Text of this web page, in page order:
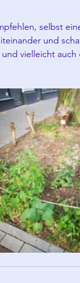
selbst
und
vielleicht